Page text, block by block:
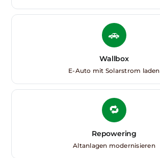
🚗
Wallbox
E-Auto mit Solarstrom laden
🔁
Repowering
Altanlagen modernisieren